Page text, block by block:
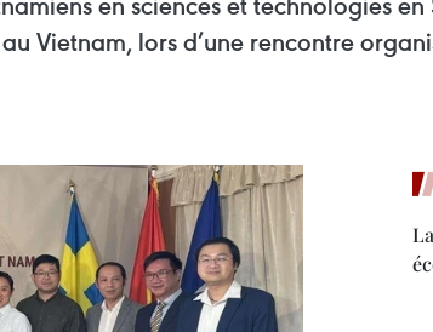
Vietnam, lors d’une rencontre